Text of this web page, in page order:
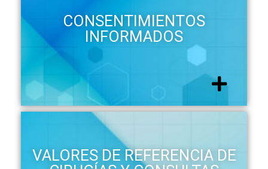
CONSENTIMIENTOS
INFORMADOS
VALORES DE REFERENCIA DE